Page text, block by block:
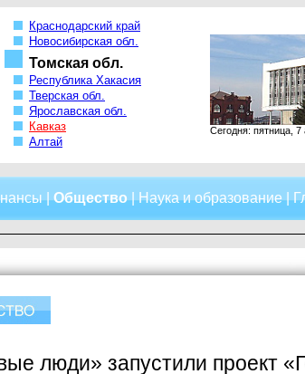
Краснодарский край
Новосибирская обл.
Томская обл.
Республика Хакасия
Тверская обл.
Ярославская обл.
Кавказ
Алтай
Сегодня: пятница, 7
|Общество|Наука и образование|
люди» запустили проект